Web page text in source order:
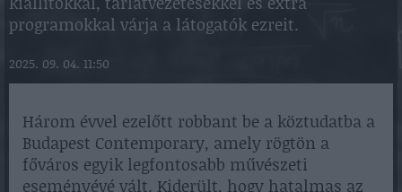
programokkal várja a látogatók ezreit.
2025. 09. 04. 11:50
Három évvel ezelőtt robbant be a köztudatba a
Budapest Contemporary, amely rögtön a
főváros egyik legfontosabb művészeti
eseményévé vált. Kiderült, hogy hatalmas az